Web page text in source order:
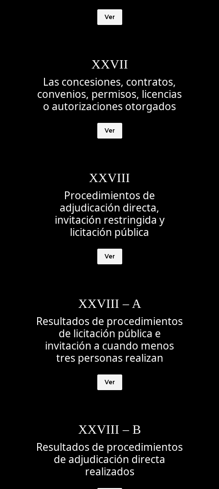
Ver
XXVII
Las concesiones, contratos,
convenios, permisos, licencias
o autorizaciones otorgados
Ver
XXVIII
Procedimientos de
adjudicación directa,
invitación restringida y
licitación pública
Ver
XXVIII – A
Resultados de procedimientos
de licitación pública e
invitación a cuando menos
tres personas realizan
Ver
XXVIII – B
Resultados de procedimientos
de adjudicación directa
realizados